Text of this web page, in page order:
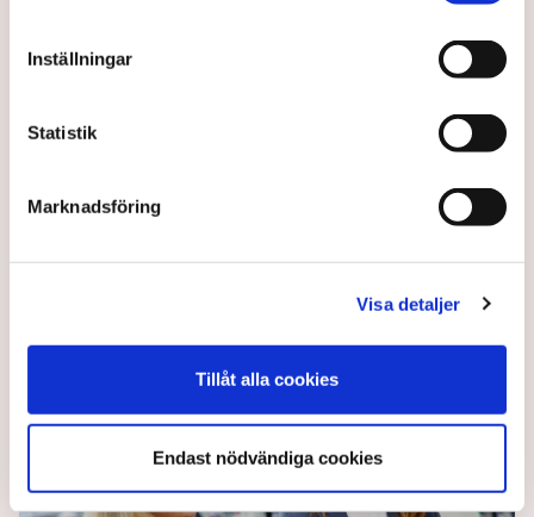
Inställningar
Statistik
Marknadsföring
Visa detaljer
Tillåt alla cookies
Endast nödvändiga cookies
Professor: Så förstörde vi
Decennier av dåliga politiska beslut har förstört ett
av världens bästa energisystem. Tills vidare blir det
”comeback för ved och kol”, varnar professor Jan
industri kommer att slås ut i stora delar av Europa”,
3 years ago | Av: Pontus Nyman